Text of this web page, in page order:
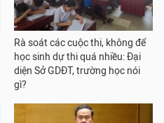
Rà soát các cuộc thi, không để
học sinh dự thi quá nhiều: Đại
diện Sở GDĐT, trường học nói
gì?